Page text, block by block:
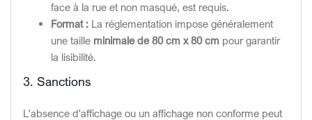
face à la rue et non masqué, est requis.
Format : La réglementation impose généralement
une taille minimale de 80 cm x 80 cm pour garantir
la lisibilité.
3. Sanctions
L'absence d'affichage ou un affichage non conforme peut